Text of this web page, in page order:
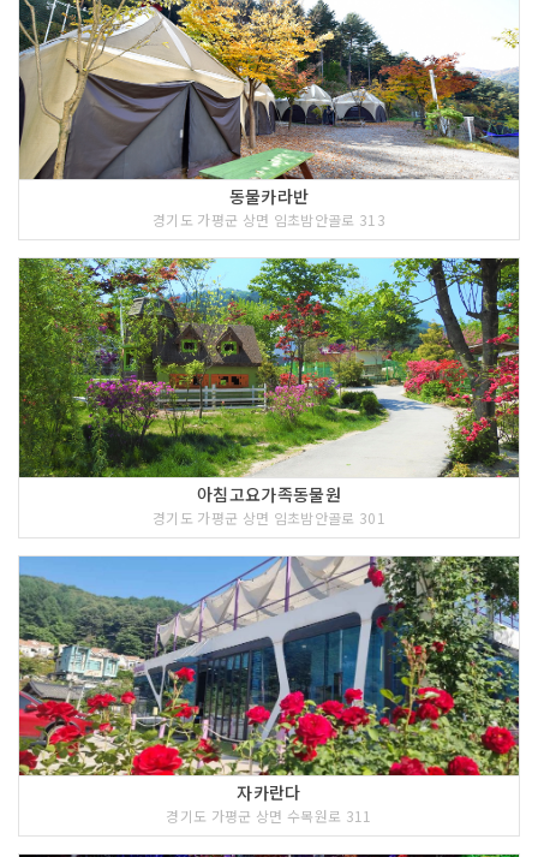
동물카라반
경기도 가평군 상면 임초밤안골로 313
아침고요가족동물원
경기도 가평군 상면 임초밤안골로 301
자카란다
경기도 가평군 상면 수목원로 311